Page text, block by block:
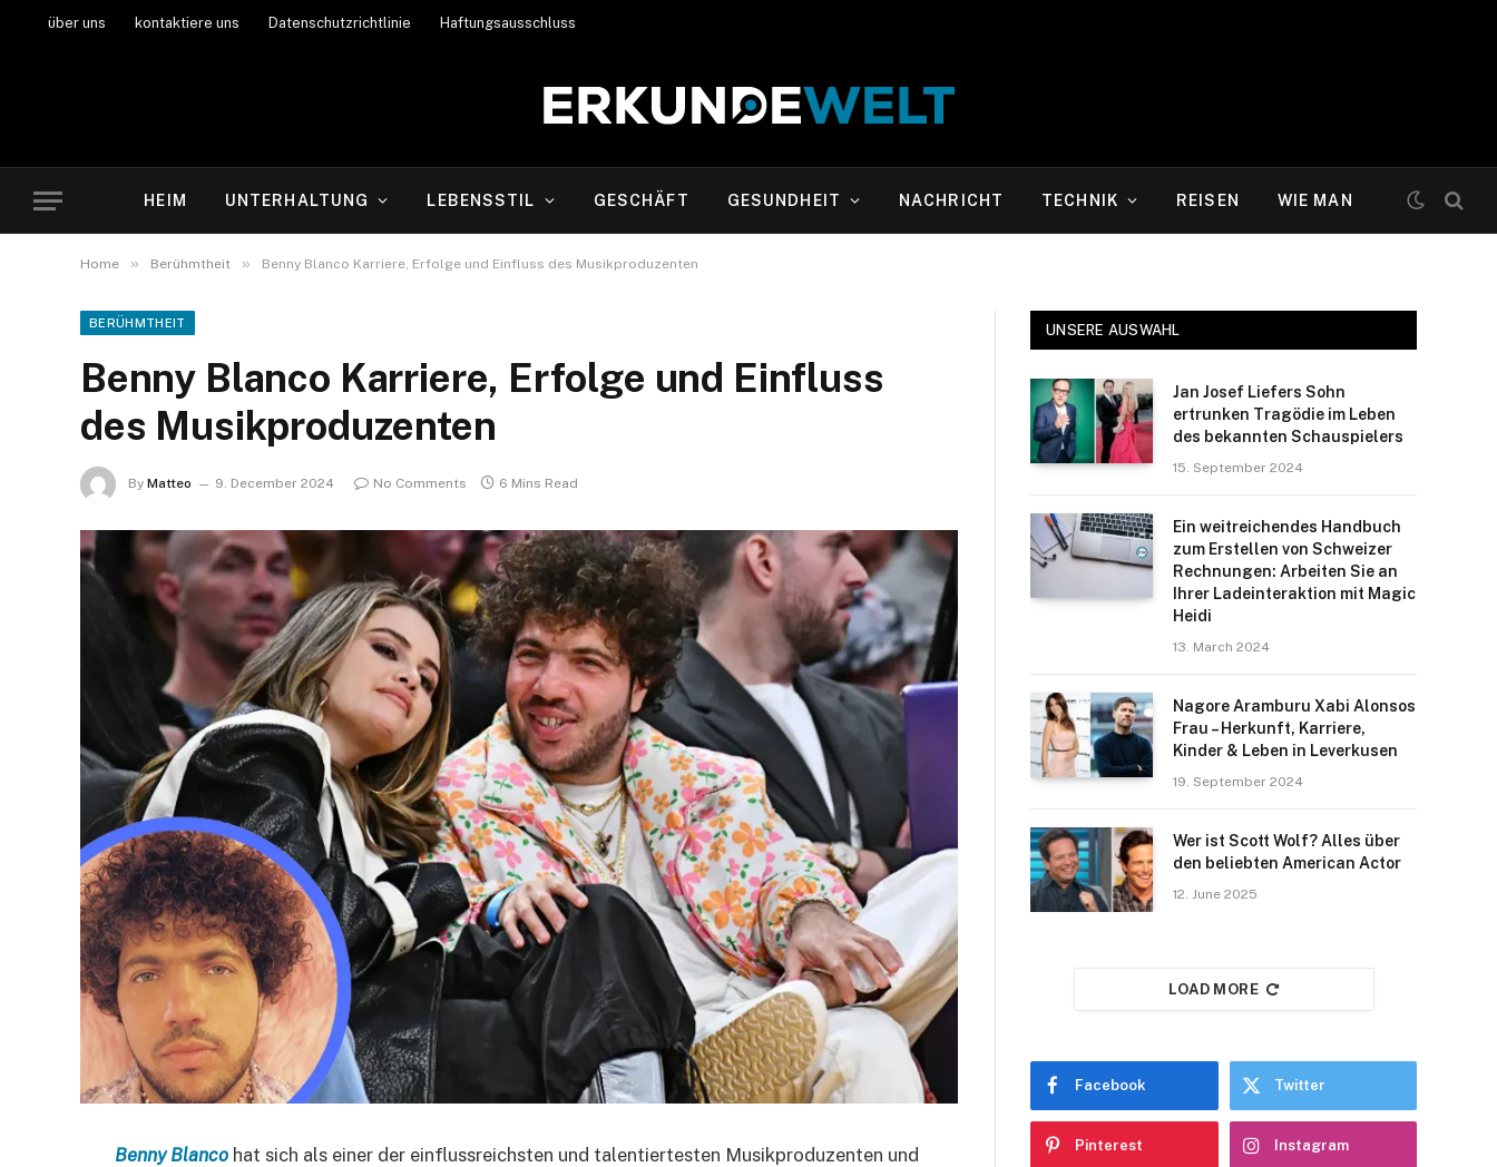
über uns kontaktiere uns Datenschutzrichtlinie Haftungsausschluss
HEIM UNTERHALTUNG LEBENSSTIL GESCHÄFT GESUNDHEIT NACHRICHT TECHNIK REISEN WIE MAN
Home » Berühmtheit » Benny Blanco Karriere, Erfolge und Einfluss des Musikproduzenten
BERÜHMTHEIT
Benny Blanco Karriere, Erfolge und Einfluss
des Musikproduzenten
By Matteo 9. December 2024 No Comments 6 Mins Read
Benny Blanco hat sich als einer der einflussreichsten und talentiertesten Musikproduzenten und
UNSERE AUSWAHL
Jan Josef Liefers Sohn
ertrunken Tragödie im Leben
des bekannten Schauspielers
15. September 2024
Ein weitreichendes Handbuch
zum Erstellen von Schweizer
Rechnungen: Arbeiten Sie an
Ihrer Ladeinteraktion mit Magic
Heidi
13. March 2024
Nagore Aramburu Xabi Alonsos
Frau – Herkunft, Karriere,
Kinder & Leben in Leverkusen
19. September 2024
Wer ist Scott Wolf? Alles über
den beliebten American Actor
12. June 2025
LOAD MORE
Facebook Twitter
Pinterest Instagram